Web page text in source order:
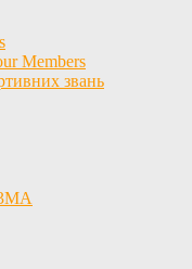
Members
звань